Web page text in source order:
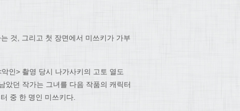
것, 그리고 첫 장면에서 미쓰키가 가부
인> 촬영 당시 나가사키의 고토 열도
았던 작가는 그녀를 다음 작품의 캐릭터
중 한 명인 미쓰키다.